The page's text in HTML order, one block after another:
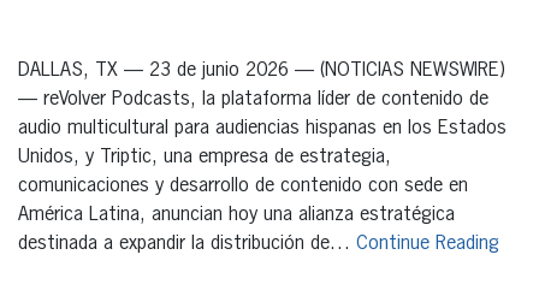
DALLAS, TX — 23 de junio 2026 — (NOTICIAS NEWSWIRE)
— reVolver Podcasts, la plataforma líder de contenido de
audio multicultural para audiencias hispanas en los Estados
Unidos, y Triptic, una empresa de estrategia,
comunicaciones y desarrollo de contenido con sede en
América Latina, anuncian hoy una alianza estratégica
destinada a expandir la distribución de… Continue Reading